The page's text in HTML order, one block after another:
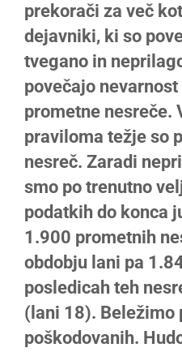
prekorači za več
dejavniki, ki so
tvegano in
povečajo
prometne nesreče.
praviloma težje so
nesreč. Zaradi
smo po trenutno
podatkih do konca
1.900 prometnih
obdobju lani pa
posledicah teh
(lani 18). Beležimo
poškodovanih.